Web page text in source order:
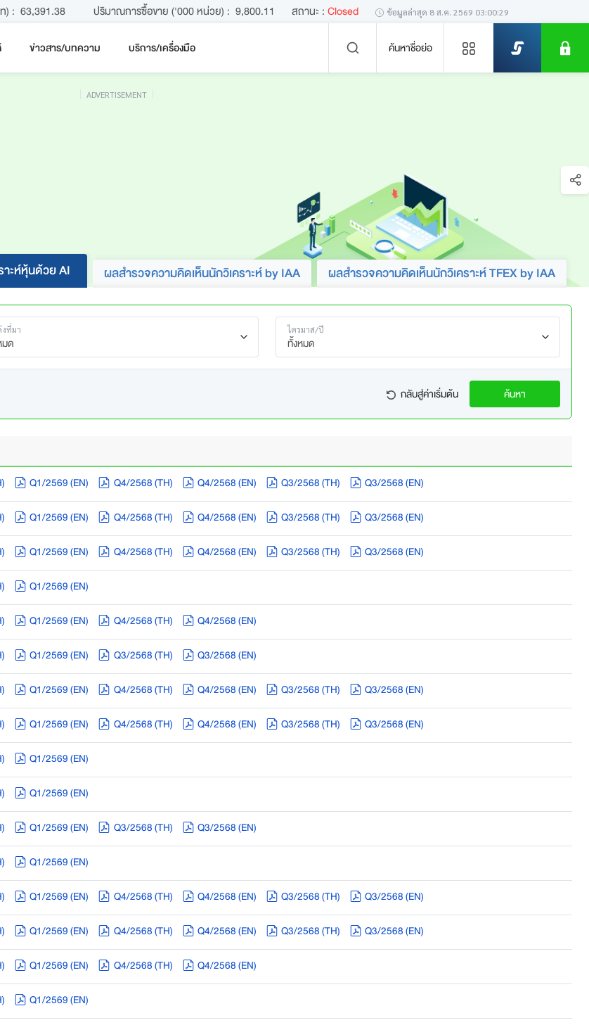
) : 63,391.38 ปริมาณการซื้อขาย ('000 หน่วย) : 9,800.11 สถานะ : Closed ข้อมูลล่าสุด 8 ส.ค. 2569 03:00:29
ข่าวสาร/บทความ บริการ/เครื่องมือ ค้นหาชื่อย่อ
ไม่พบข่าวล่าสุด
ADVERTISEMENT
าะห์หุ้นด้วย AI ผลสำรวจความคิดเห็นนักวิเคราะห์ by IAA ผลสำรวจความคิดเห็นนักวิเคราะห์ TFEX by IAA
ที่มา
ด
ไตรมาส/ปี
ทั้งหมด
กลับสู่ค่าเริ่มต้น ค้นหา
Q1/2569 (EN) Q4/2568 (TH) Q4/2568 (EN) Q3/2568 (TH) Q3/2568 (EN)
Q1/2569 (EN) Q4/2568 (TH) Q4/2568 (EN) Q3/2568 (TH) Q3/2568 (EN)
Q1/2569 (EN) Q4/2568 (TH) Q4/2568 (EN) Q3/2568 (TH) Q3/2568 (EN)
Q1/2569 (EN)
Q1/2569 (EN) Q4/2568 (TH) Q4/2568 (EN)
Q1/2569 (EN) Q3/2568 (TH) Q3/2568 (EN)
Q1/2569 (EN) Q4/2568 (TH) Q4/2568 (EN) Q3/2568 (TH) Q3/2568 (EN)
Q1/2569 (EN) Q4/2568 (TH) Q4/2568 (EN) Q3/2568 (TH) Q3/2568 (EN)
Q1/2569 (EN)
Q1/2569 (EN)
Q1/2569 (EN) Q3/2568 (TH) Q3/2568 (EN)
Q1/2569 (EN)
Q1/2569 (EN) Q4/2568 (TH) Q4/2568 (EN) Q3/2568 (TH) Q3/2568 (EN)
Q1/2569 (EN) Q4/2568 (TH) Q4/2568 (EN) Q3/2568 (TH) Q3/2568 (EN)
Q1/2569 (EN) Q4/2568 (TH) Q4/2568 (EN)
Q1/2569 (EN)